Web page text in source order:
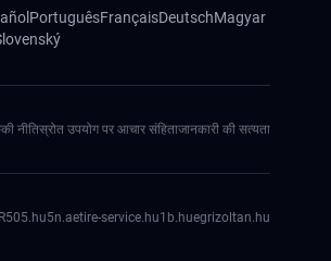
PortuguêsFrançaisDeutschMagyar
नीतिस्रोत उपयोग पर आचार संहिताजानकारी की सत्यता
05.hu5n.aetire-service.hu1b.huegrizoltan.hu